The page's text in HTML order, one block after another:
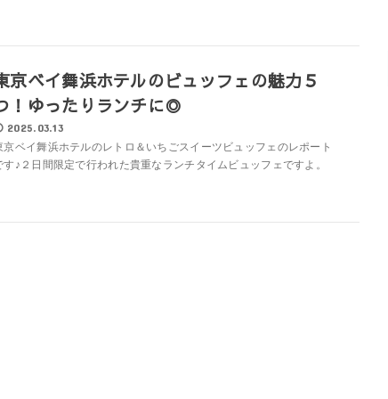
京ベイ舞浜ホテルのビュッフェの魅力５
！ゆったりランチに◎
2025.03.13
京ベイ舞浜ホテルのレトロ＆いちごスイーツビュッフェのレポート
す♪２日間限定で行われた貴重なランチタイムビュッフェですよ。